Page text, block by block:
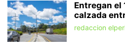
Entregan el
calzada
redaccion